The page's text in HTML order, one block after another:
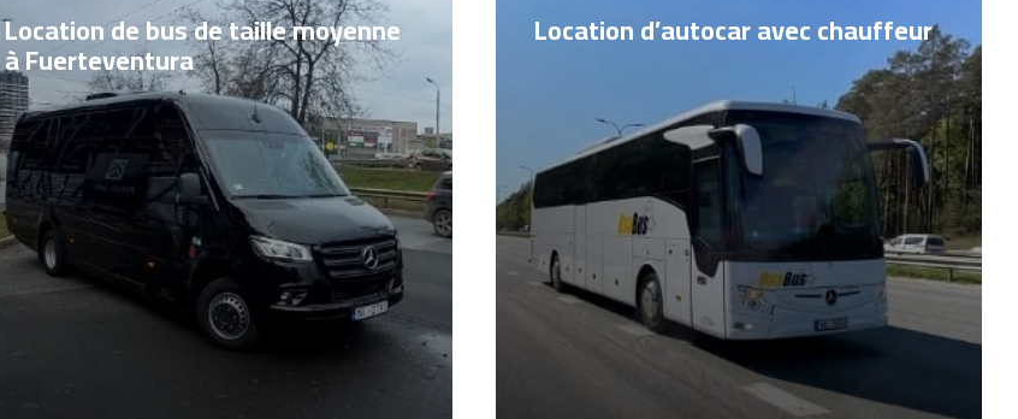
Location de bus de taille moyenne
à Fuerteventura
Location d’autocar avec chauffeur